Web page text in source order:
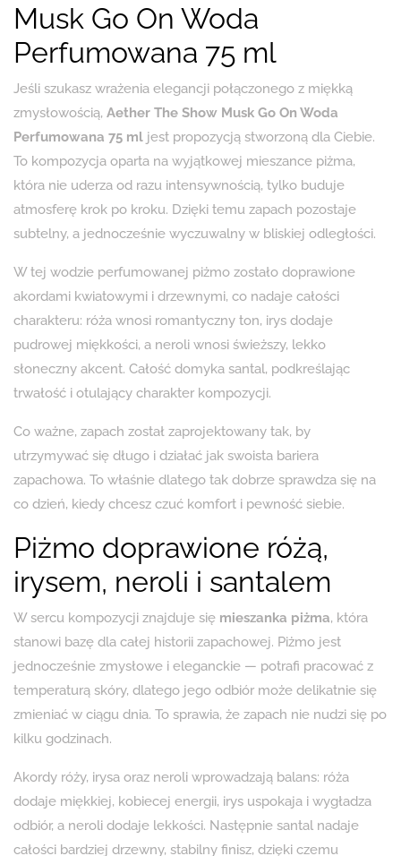
Musk Go On Woda
Perfumowana 75 ml
Jeśli szukasz wrażenia elegancji połączonego z miękką
zmysłowością, Aether The Show Musk Go On Woda
Perfumowana 75 ml jest propozycją stworzoną dla Ciebie.
To kompozycja oparta na wyjątkowej mieszance piżma,
która nie uderza od razu intensywnością, tylko buduje
atmosferę krok po kroku. Dzięki temu zapach pozostaje
subtelny, a jednocześnie wyczuwalny w bliskiej odległości.
W tej wodzie perfumowanej piżmo zostało doprawione
akordami kwiatowymi i drzewnymi, co nadaje całości
charakteru: róża wnosi romantyczny ton, irys dodaje
pudrowej miękkości, a neroli wnosi świeższy, lekko
słoneczny akcent. Całość domyka santal, podkreślając
trwałość i otulający charakter kompozycji.
Co ważne, zapach został zaprojektowany tak, by
utrzymywać się długo i działać jak swoista bariera
zapachowa. To właśnie dlatego tak dobrze sprawdza się na
co dzień, kiedy chcesz czuć komfort i pewność siebie.
Piżmo doprawione różą,
irysem, neroli i santalem
W sercu kompozycji znajduje się mieszanka piżma, która
stanowi bazę dla całej historii zapachowej. Piżmo jest
jednocześnie zmysłowe i eleganckie — potrafi pracować z
temperaturą skóry, dlatego jego odbiór może delikatnie się
zmieniać w ciągu dnia. To sprawia, że zapach nie nudzi się po
kilku godzinach.
Akordy róży, irysa oraz neroli wprowadzają balans: róża
dodaje miękkiej, kobiecej energii, irys uspokaja i wygładza
odbiór, a neroli dodaje lekkości. Następnie santal nadaje
całości bardziej drzewny, stabilny finisz, dzięki czemu